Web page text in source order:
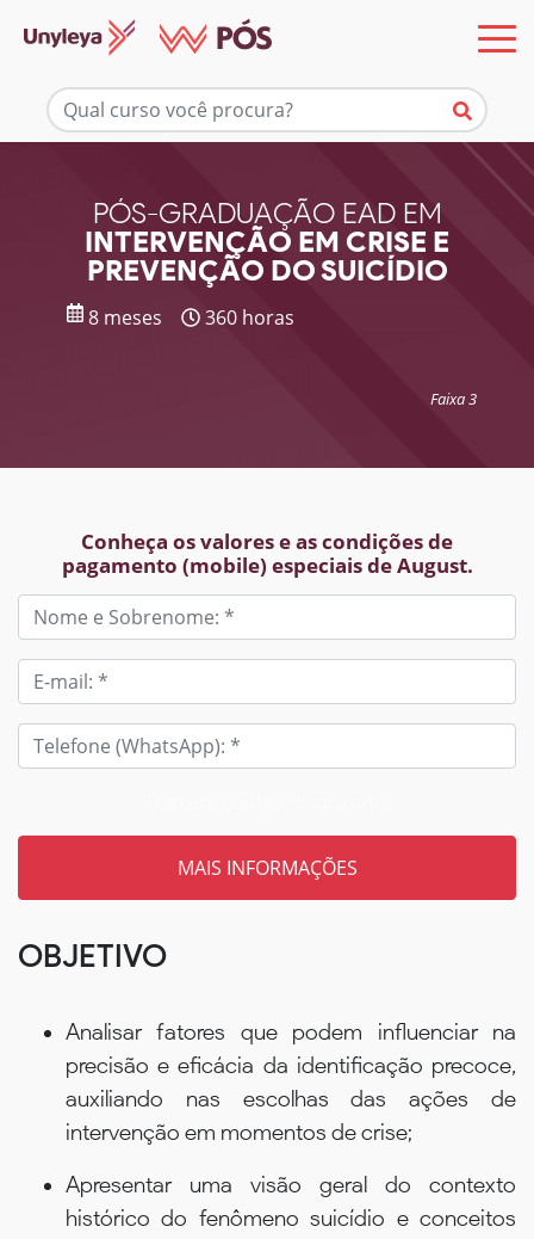
PÓS-GRADUAÇÃO EAD EM
INTERVENÇÃO EM CRISE E
PREVENÇÃO DO SUICÍDIO
8 meses 360 horas
Faixa 3
Conheça os valores e as condições de
pagamento (mobile) especiais de August.
Mais informações
OBJETIVO
Analisar fatores que podem influenciar na
precisão e eficácia da identificação precoce,
auxiliando nas escolhas das ações de
intervenção em momentos de crise;
Apresentar uma visão geral do contexto
histórico do fenômeno suicídio e conceitos